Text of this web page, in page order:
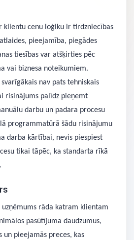
klientu cenu loģiku ir tirdzniecības
pieejamība, piegādes
tiesības var atšķirties pēc
vai biznesa noteikumiem.
nav pats tehniskais
risinājums palīdz pieņemt
darbu un padara procesu
programmatūrā šādu risinājumu
darba kārtībai, nevis piespiest
tikai tāpēc, ka standarta rīkā
uzņēmums rāda katram klientam
pasūtījuma daudzumus,
un pieejamās preces, kas